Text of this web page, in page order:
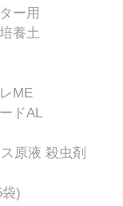
ー用
養土
ME
ドAL
原液 殺虫剤
)